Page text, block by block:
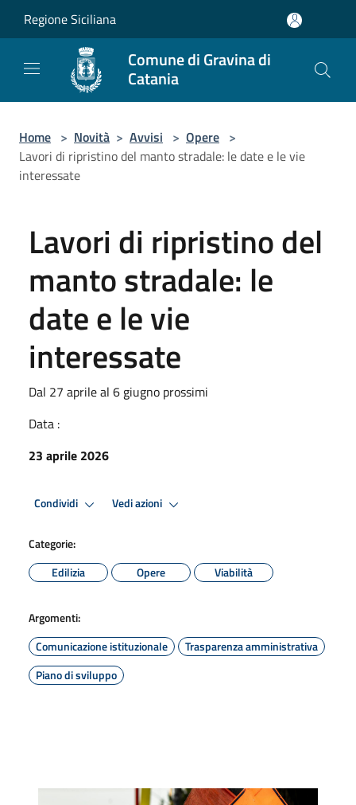
Regione Siciliana
Comune di Gravina di
Catania
Home > Novità > Avvisi > Opere >
Lavori di ripristino del manto stradale: le date e le vie
interessate
Lavori di ripristino del
manto stradale: le
date e le vie
interessate
Dal 27 aprile al 6 giugno prossimi
Data :
23 aprile 2026
Condividi Vedi azioni
Categorie:
Edilizia
Opere Viabilità
Argomenti:
Comunicazione istituzionale
Trasparenza amministrativa
Piano di sviluppo